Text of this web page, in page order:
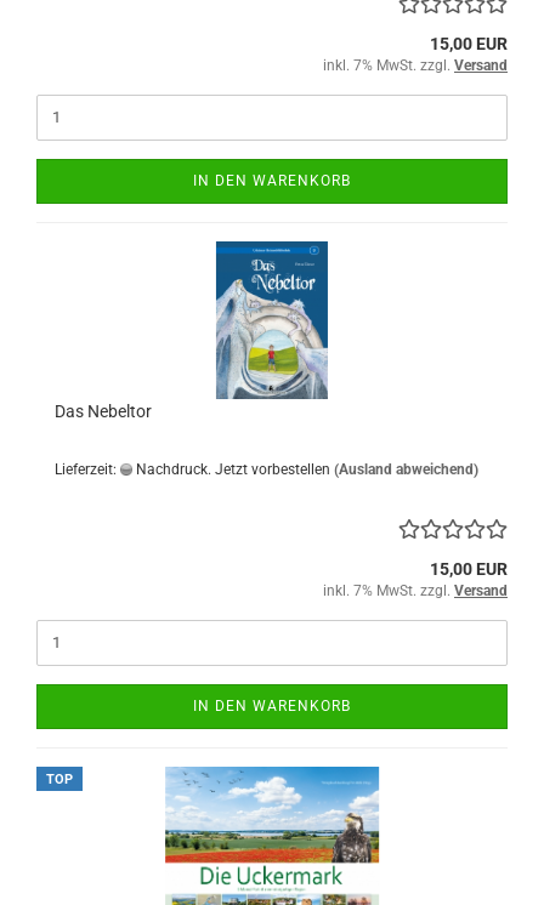
15,00 EUR
inkl. 7% MwSt. zzgl. Versand
IN DEN WARENKORB
Das Nebeltor
Lieferzeit: Nachdruck. Jetzt vorbestellen (Ausland abweichend)
15,00 EUR
inkl. 7% MwSt. zzgl. Versand
IN DEN WARENKORB
TOP